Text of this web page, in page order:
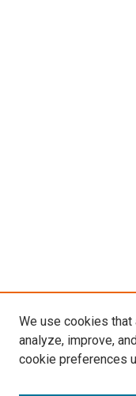
We use cookies
analyze, improve,
cookie preferences